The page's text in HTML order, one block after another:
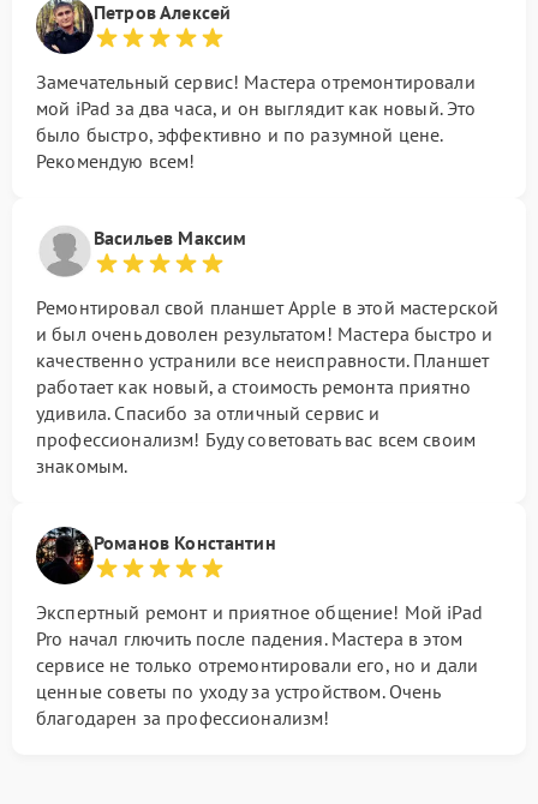
Петров Алексей
Замечательный сервис! Мастера отремонтировали
мой iPad за два часа, и он выглядит как новый. Это
было быстро, эффективно и по разумной цене.
Рекомендую всем!
Васильев Максим
Ремонтировал свой планшет Apple в этой мастерской
и был очень доволен результатом! Мастера быстро и
качественно устранили все неисправности. Планшет
работает как новый, а стоимость ремонта приятно
удивила. Спасибо за отличный сервис и
профессионализм! Буду советовать вас всем своим
знакомым.
Романов Константин
Экспертный ремонт и приятное общение! Мой iPad
Pro начал глючить после падения. Мастера в этом
сервисе не только отремонтировали его, но и дали
ценные советы по уходу за устройством. Очень
благодарен за профессионализм!